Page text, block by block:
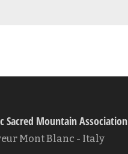
Sacred Mountain Association
Mont Blanc - Italy